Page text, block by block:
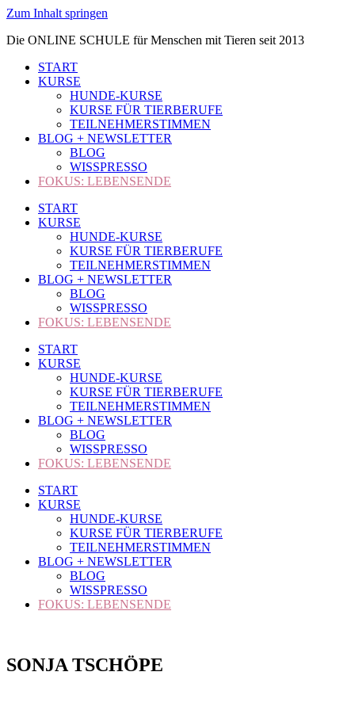
Zum Inhalt springen
Die ONLINE SCHULE für Menschen mit Tieren seit 2013
START
KURSE
HUNDE-KURSE
KURSE FÜR TIERBERUFE
TEILNEHMERSTIMMEN
BLOG + NEWSLETTER
BLOG
WISSPRESSO
FOKUS: LEBENSENDE
START
KURSE
HUNDE-KURSE
KURSE FÜR TIERBERUFE
TEILNEHMERSTIMMEN
BLOG + NEWSLETTER
BLOG
WISSPRESSO
FOKUS: LEBENSENDE
START
KURSE
HUNDE-KURSE
KURSE FÜR TIERBERUFE
TEILNEHMERSTIMMEN
BLOG + NEWSLETTER
BLOG
WISSPRESSO
FOKUS: LEBENSENDE
START
KURSE
HUNDE-KURSE
KURSE FÜR TIERBERUFE
TEILNEHMERSTIMMEN
BLOG + NEWSLETTER
BLOG
WISSPRESSO
FOKUS: LEBENSENDE
SONJA TSCHÖPE